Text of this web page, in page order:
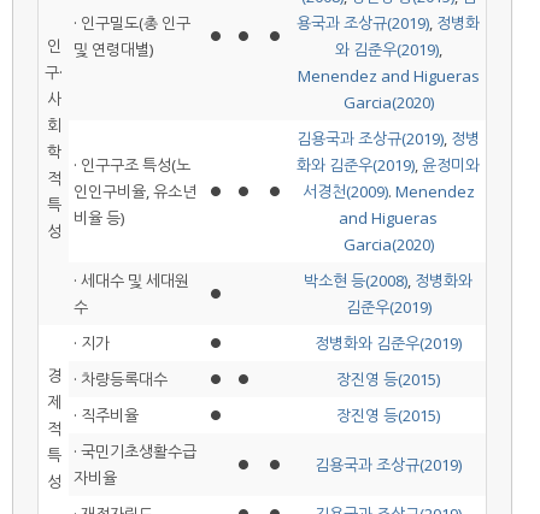
인
구·
사
회
학
적
특
성
· 인구밀도(총 인구
및 연령대별)
⏺ ⏺ ⏺
용국과 조상규(2019) 정병화
와 김준우(2019),
Menendez and Higueras
Garcia(2020)
· 인구구조 특성(노
인인구비율, 유소년
비율 등)
⏺ ⏺ ⏺
김용국과 조상규(2019) 정병
화와 김준우(2019) 윤정미와
서경천(2009). Menendez
and Higueras
Garcia(2020)
· 세대수 및 세대원
수
⏺
박소현 등(2008) 정병화와
김준우(2019)
경
제
적
특
성
· 지가 ⏺
정병화와 김준우(2019)
· 차량등록대수
⏺ ⏺
장진영 등(2015)
· 직주비율
⏺
장진영 등(2015)
· 국민기초생활수급
자비율
⏺ ⏺ 김용국과 조상규(2019)